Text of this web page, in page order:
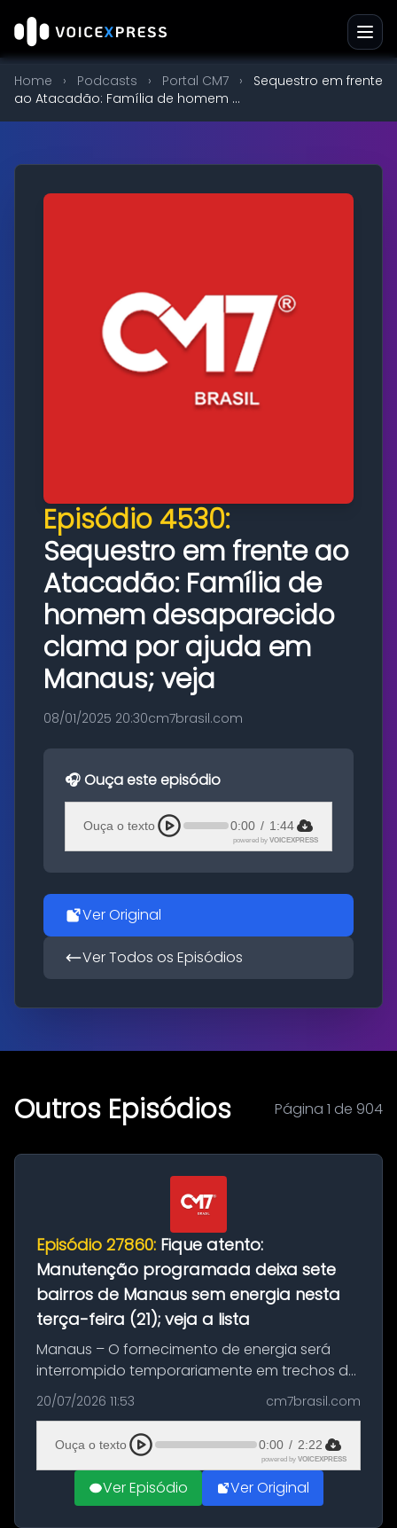
Home › Podcasts › Portal CM7 ›
Sequestro em frente
ao Atacadão: Família de homem ...
Episódio 4530:
Sequestro em frente ao
Atacadão: Família de
homem desaparecido
clama por ajuda em
Manaus; veja
08/01/2025 20:30cm7brasil.com
🎧 Ouça este episódio
Ouça o texto 0:00 / 1:44
powered by VOICEXPRESS
Ver Original
Ver Todos os Episódios
Outros Episódios Página 1 de 904
Episódio 27860: Fique atento:
Manutenção programada deixa sete
bairros de Manaus sem energia nesta
terça-feira (21); veja a lista
Manaus – O fornecimento de energia será
interrompido temporariamente em trechos de
sete bairros de Manaus nesta terça-feira (21).
A suspensão programada ocorrerá para a
execução de serviços de manuten...
20/07/2026 11:53 cm7brasil.com
Ouça o texto 0:00 / 2:22
powered by VOICEXPRESS
Ver Episódio Ver Original